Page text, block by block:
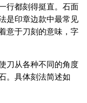
行都刻得挺直。石面
是印章边款中最常见
意于刀刻的意味，字
刀从各种不同的角度
。具体刻法简述如